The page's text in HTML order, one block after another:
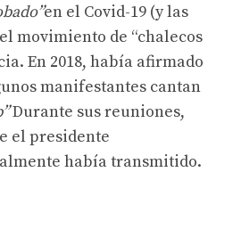
en el Covid-19 (y las
movimiento de “chalecos
En 2018, había afirmado
manifestantes cantan
Durante sus reuniones,
el presidente
había transmitido.